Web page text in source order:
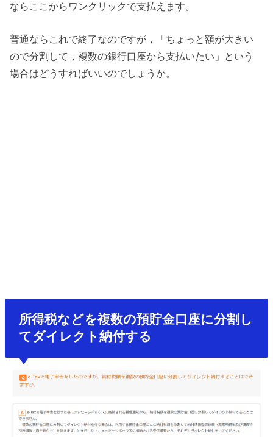
ならここからワンクリックで支払えます。
普通ならこれで終了なのですが，「ちょっと額が大きい
ので分割して，複数の銀行口座から支払いたい」という
場合はどうすればいいのでしょうか。
所得税などを複数の預貯金口座に分割し
てダイレクト納付する